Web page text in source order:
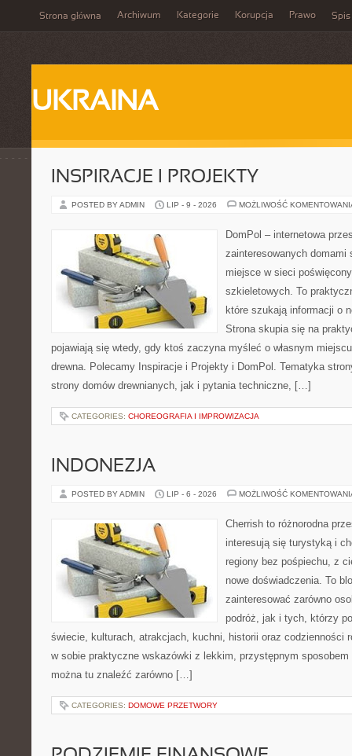
Strona główna Archiwum Kategorie Korupcja Prawo Spis
UKRAINA
INSPIRACJE I PROJEKTY
POSTED BY ADMIN LIP - 9 - 2026 MOŻLIWOŚĆ
DomPol – internetowa
zainteresowanych
miejsce w sieci
szkieletowych. To
które szukają informacji o
Strona skupia się na
pojawiają się wtedy, gdy ktoś zaczyna myśleć o własnym
drewna. Polecamy Inspiracje i Projekty i DomPol. Tematyka
strony domów drewnianych, jak i pytania techniczne, […]
CATEGORIES: CHOREOGRAFIA I IMPROWIZACJA
INDONEZJA
POSTED BY ADMIN LIP - 6 - 2026 MOŻLIWOŚĆ
Cherrish to różnorodna
interesują się turystyką i
regiony bez pośpiechu, z
nowe doświadczenia. To
zainteresować zarówno
podróż, jak i tych, którzy
świecie, kulturach, atrakcjach, kuchni, historii oraz codzienności
w sobie praktyczne wskazówki z lekkim, przystępnym
można tu znaleźć zarówno […]
CATEGORIES: DOMOWE PRZETWORY